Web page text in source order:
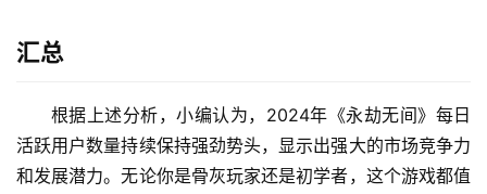
汇总
根据上述分析，小编认为，2024年《永劫无间》每日
活跃用户数量持续保持强劲势头，显示出强大的市场竞争力
和发展潜力。无论你是骨灰玩家还是初学者，这个游戏都值